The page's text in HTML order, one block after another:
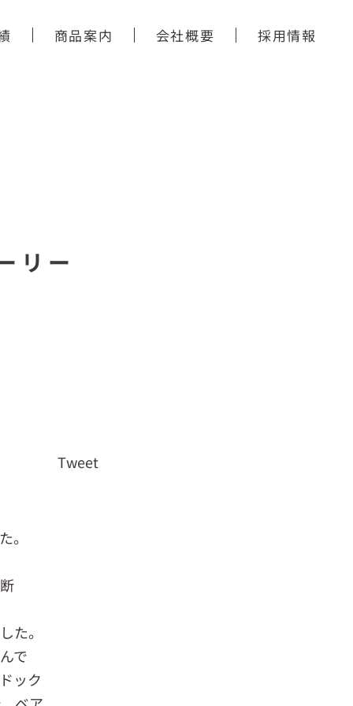
商品案内 会社概要 採用情報
リー
Tweet
。
た。
で
ック